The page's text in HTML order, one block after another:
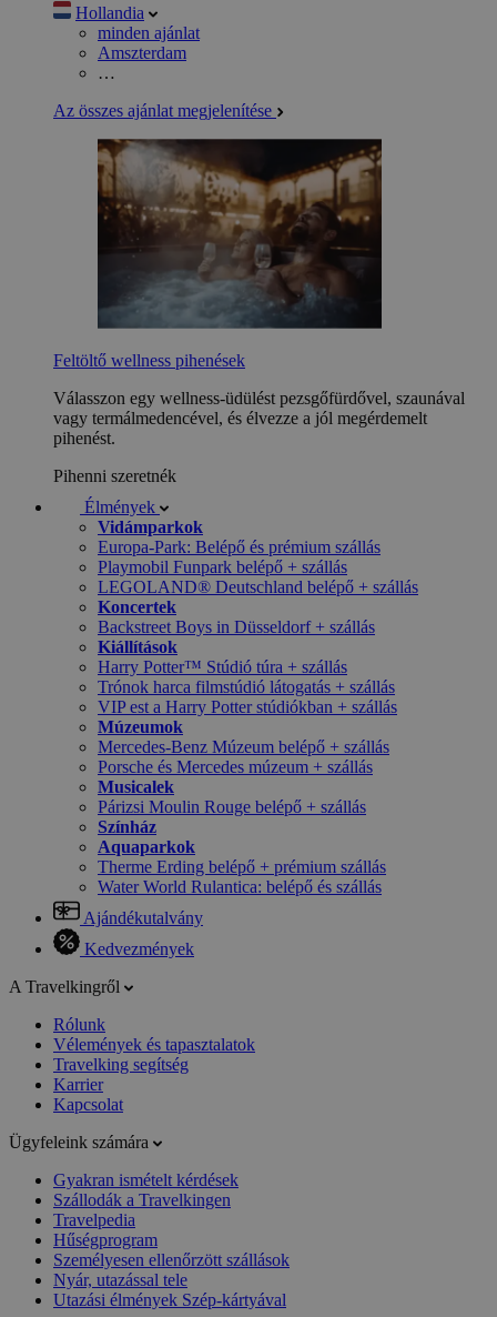
Hollandia
minden ajánlat
Amszterdam
…
Az összes ajánlat megjelenítése
Feltöltő wellness pihenések
Válasszon egy wellness-üdülést pezsgőfürdővel, szaunával
vagy termálmedencével, és élvezze a jól megérdemelt
pihenést.
Pihenni szeretnék
Élmények
Vidámparkok
Europa-Park: Belépő és prémium szállás
Playmobil Funpark belépő + szállás
LEGOLAND® Deutschland belépő + szállás
Koncertek
Backstreet Boys in Düsseldorf + szállás
Kiállítások
Harry Potter™ Stúdió túra + szállás
Trónok harca filmstúdió látogatás + szállás
VIP est a Harry Potter stúdiókban + szállás
Múzeumok
Mercedes-Benz Múzeum belépő + szállás
Porsche és Mercedes múzeum + szállás
Musicalek
Párizsi Moulin Rouge belépő + szállás
Színház
Aquaparkok
Therme Erding belépő + prémium szállás
Water World Rulantica: belépő és szállás
Ajándékutalvány
Kedvezmények
A Travelkingről
Rólunk
Vélemények és tapasztalatok
Travelking segítség
Karrier
Kapcsolat
Ügyfeleink számára
Gyakran ismételt kérdések
Szállodák a Travelkingen
Travelpedia
Hűségprogram
Személyesen ellenőrzött szállások
Nyár, utazással tele
Utazási élmények Szép-kártyával